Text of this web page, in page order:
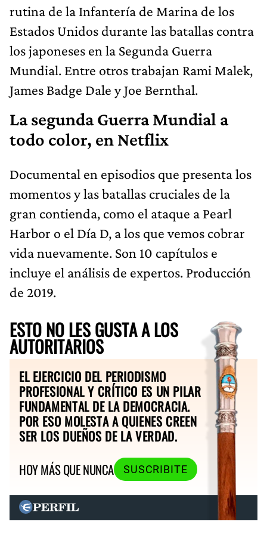
rutina de la Infantería de Marina de los
Estados Unidos durante las batallas contra
los japoneses en la Segunda Guerra
Mundial. Entre otros trabajan Rami Malek,
James Badge Dale y Joe Bernthal.
La segunda Guerra Mundial a
todo color, en Netflix
Documental en episodios que presenta los
momentos y las batallas cruciales de la
gran contienda, como el ataque a Pearl
Harbor o el Día D, a los que vemos cobrar
vida nuevamente. Son 10 capítulos e
incluye el análisis de expertos. Producción
de 2019.
ESTO NO LES GUSTA A LOS
AUTORITARIOS
EL EJERCICIO DEL PERIODISMO
PROFESIONAL Y CRÍTICO ES UN PILAR
FUNDAMENTAL DE LA DEMOCRACIA.
POR ESO MOLESTA A QUIENES CREEN
SER LOS DUEÑOS DE LA VERDAD.
HOY MÁS QUE NUNCA
SUSCRIBITE